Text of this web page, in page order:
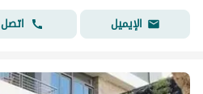
الإيميل
اتصل